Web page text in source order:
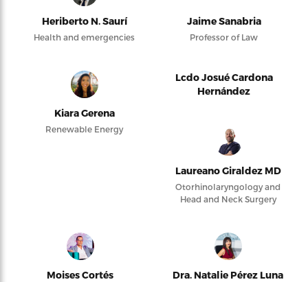
Heriberto N. Saurí
Health and emergencies
Jaime Sanabria
Professor of Law
Kiara Gerena
Renewable Energy
Lcdo Josué Cardona
Hernández
Laureano Giraldez MD
Otorhinolaryngology and
Head and Neck Surgery
Moises Cortés Dra. Natalie Pérez Luna